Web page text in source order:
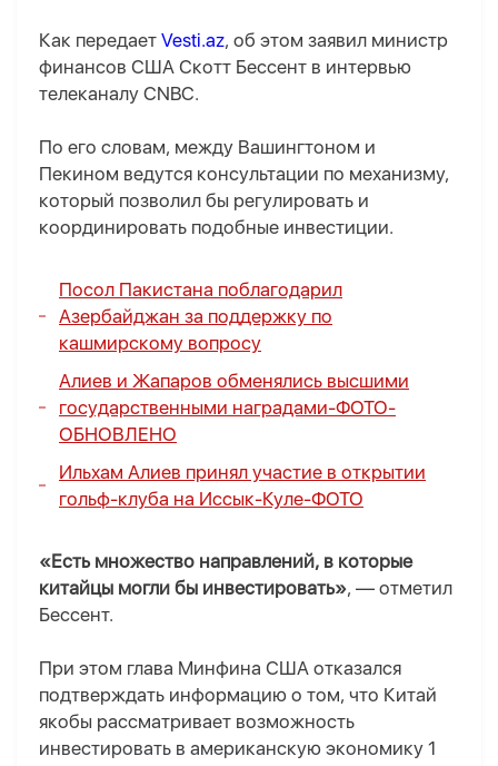
Как передает Vesti.az, об этом заявил министр
финансов США Скотт Бессент в интервью
телеканалу CNBC.
По его словам, между Вашингтоном и
Пекином ведутся консультации по механизму,
который позволил бы регулировать и
координировать подобные инвестиции.
Посол Пакистана поблагодарил
Азербайджан за поддержку по
кашмирскому вопросу
Алиев и Жапаров обменялись высшими
государственными наградами-ФОТО-
ОБНОВЛЕНО
Ильхам Алиев принял участие в открытии
гольф-клуба на Иссык-Куле-ФОТО
«Есть множество направлений, в которые
китайцы могли бы инвестировать», — отметил
Бессент.
При этом глава Минфина США отказался
подтверждать информацию о том, что Китай
якобы рассматривает возможность
инвестировать в американскую экономику 1